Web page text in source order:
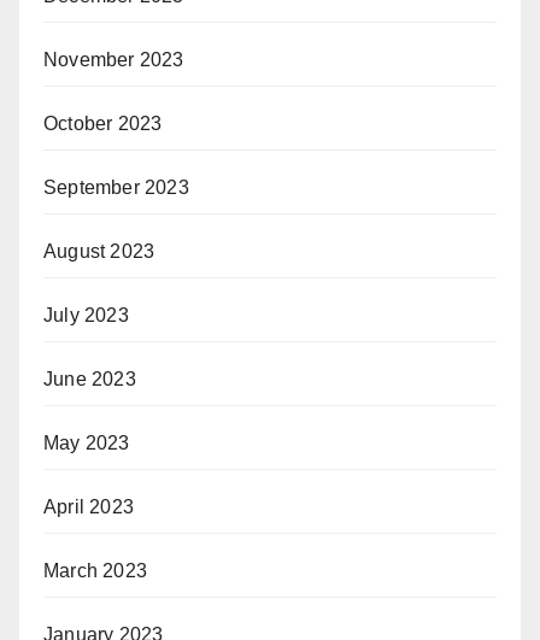
November 2023
October 2023
September 2023
August 2023
July 2023
June 2023
May 2023
April 2023
March 2023
January 2023